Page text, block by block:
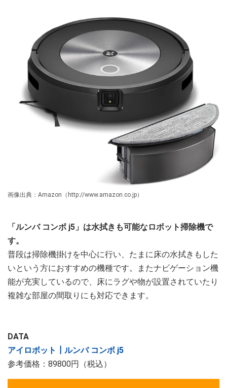
画像出典：Amazon（http://www.amazon.co.jp）
「ルンバ コンボ j5」は水拭きも可能なロボット掃除機で
す。
普段は掃除機掛けを中心に行い、たまに床の水拭きもした
いという方におすすめの機種です。またナビゲーション機
能が充実しているので、床にラグや物が設置されていたり
複雑な部屋の間取りにも対応できます。
DATA
アイロボット┃ルンバ コンボ j5
参考価格：89800円（税込）